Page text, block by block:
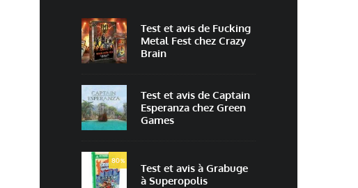
Test et avis de Fucking
Metal Fest chez Crazy
Brain
Test et avis de Captain
Esperanza chez Green
Games
80%
Test et avis à Grabuge
à Superopolis